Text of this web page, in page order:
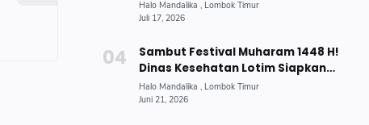
Sambut Festival Muharam 1448 H!
Dinas Kesehatan Lotim Siapkan
Cek Kesehatan Gratis